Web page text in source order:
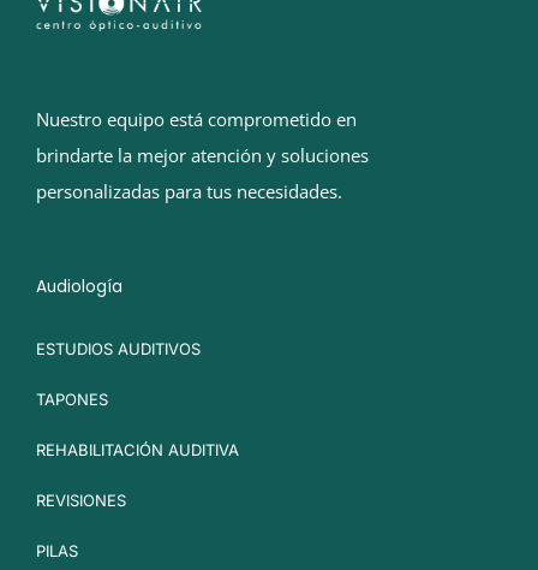
Nuestro equipo está comprometido en
brindarte la mejor atención y soluciones
personalizadas para tus necesidades.
Audiología
ESTUDIOS AUDITIVOS
TAPONES
REHABILITACIÓN AUDITIVA
REVISIONES
PILAS